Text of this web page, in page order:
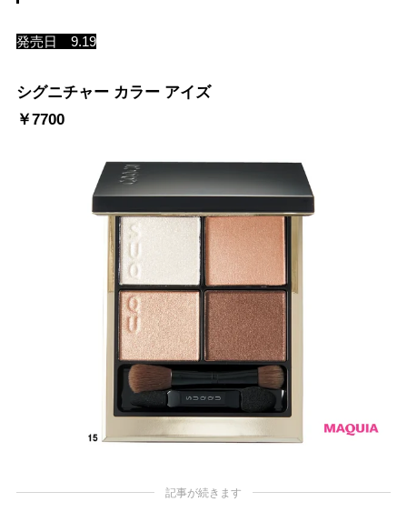
発売日 9.19
シグニチャー カラー アイズ
￥7700
記事が続きます